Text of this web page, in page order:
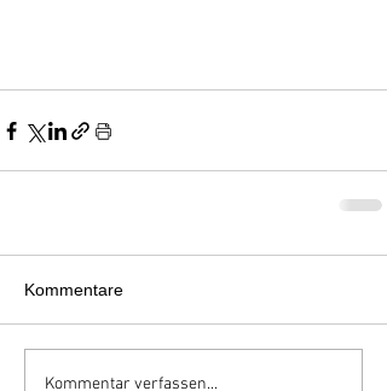
Kommentare
Kommentar verfassen...